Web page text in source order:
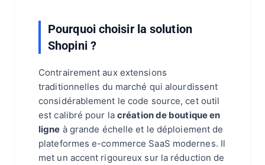
Pourquoi choisir la solution
Shopini ?
Contrairement aux extensions
traditionnelles du marché qui alourdissent
considérablement le code source, cet outil
est calibré pour la création de boutique en
ligne à grande échelle et le déploiement de
plateformes e-commerce SaaS modernes. Il
met un accent rigoureux sur la réduction de